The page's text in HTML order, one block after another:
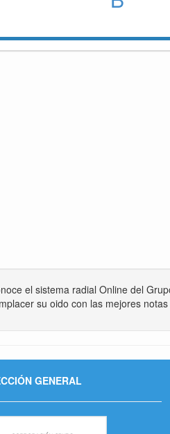
el sistema radial Online del
su oido con las mejores
GENERAL